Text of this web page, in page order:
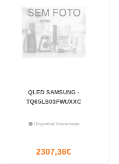
QLED SAMSUNG -
TQ65LS03FWUXXC
Disponível brevemente
2307,36€